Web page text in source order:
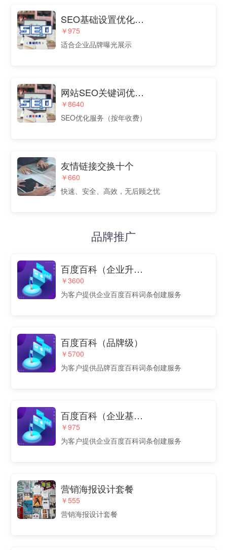
SEO基础设置优化（适合企业品牌曝光）
￥975
适合企业品牌曝光展示
网站SEO关键词优化（按年收费）
￥8640
SEO优化服务（按年收费）
友情链接交换十个
￥660
快速、安全、高效，无后顾之忧
品牌推广
百度百科（企业升级版）
￥3600
为客户提供企业百度百科词条创建服务
百度百科（品牌级）
￥5700
为客户提供品牌百度百科词条创建服务
百度百科（企业基础版）
￥975
为客户提供企业百度百科词条创建服务
营销海报设计套餐
￥555
营销海报设计套餐